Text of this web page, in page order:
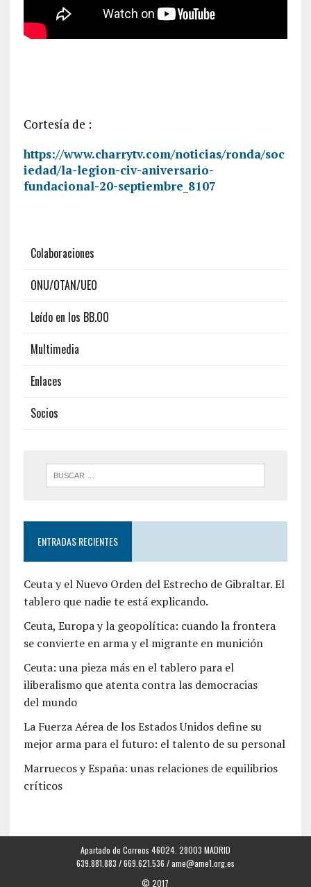
Cortesía de :
https://www.charrytv.com/noticias/ronda/soc
iedad/la-legion-civ-aniversario-
fundacional-20-septiembre_8107
Colaboraciones
ONU/OTAN/UEO
Leído en los BB.OO
Multimedia
Enlaces
Socios
ENTRADAS RECIENTES
Ceuta y el Nuevo Orden del Estrecho de Gibraltar. El
tablero que nadie te está explicando.
Ceuta, Europa y la geopolítica: cuando la frontera
se convierte en arma y el migrante en munición
Ceuta: una pieza más en el tablero para el
iliberalismo que atenta contra las democracias
del mundo
La Fuerza Aérea de los Estados Unidos define su
mejor arma para el futuro: el talento de su personal
Marruecos y España: unas relaciones de equilibrios
críticos
Apartado de Correos 46024. 28003 MADRID
639.881.883 / 669.621.536 /ame@ame1.org.es
© 2017